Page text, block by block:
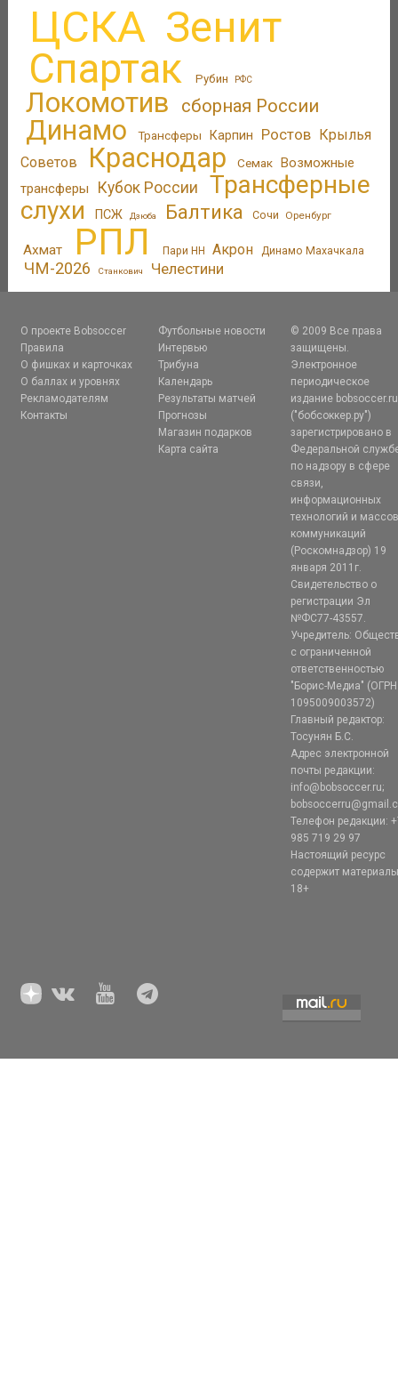
ЦСКА Зенит
Спартак Рубин РФС
Локомотив сборная России
Динамо Трансферы Карпин Ростов Крылья
Советов
Краснодар Семак Возможные
трансферы
Кубок России
Трансферные
слухи
ПСЖ Дзюба Балтика Сочи Оренбург
Ахмат РПЛ Пари НН Акрон Динамо Махачкала
ЧМ-2026 Станкович Челестини
О проекте Bobsoccer
Правила
О фишках и карточках
О баллах и уровнях
Рекламодателям
Контакты
Футбольные новости
Интервью
Трибуна
Календарь
Результаты матчей
Прогнозы
Магазин подарков
Карта сайта
© 2009 Все права
защищены.
Электронное
периодическое
издание bobsoccer.ru
("бобсоккер.ру")
зарегистрировано в
Федеральной
по надзору в сфере
связи,
информационных
технологий и
коммуникаций
(Роскомнадзор) 19
января 2011г.
Свидетельство о
регистрации Эл
№ФС77-43557.
Учредитель:
с ограниченной
ответственностью
"Борис-Медиа" (ОГРН
1095009003572)
Главный редактор:
Тосунян Б.С.
Адрес электронной
почты редакции:
info@bobsoccer.ru;
Телефон редакции:
985 719 29 97
Настоящий ресурс
содержит
18+